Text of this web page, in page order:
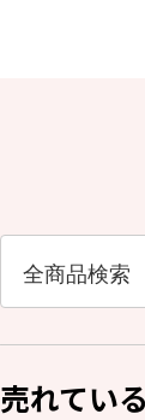
売れてい